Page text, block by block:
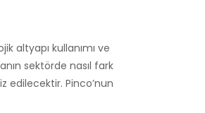
altyapı kullanımı ve
sektörde nasıl fark
edilecektir. Pinco’nun